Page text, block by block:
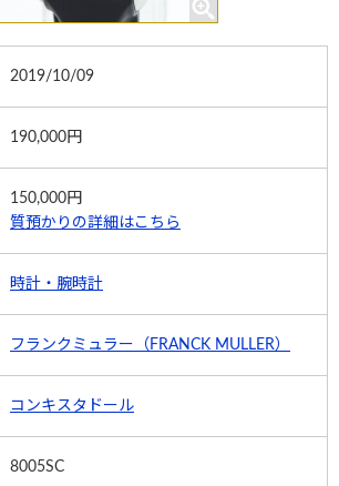
質預かり
談する
2019/10/09
190,000円
150,000円
質預かりの詳細はこちら
時計・腕時計
フランクミュラー（FRANCK MULLER）
コンキスタドール
8005SC